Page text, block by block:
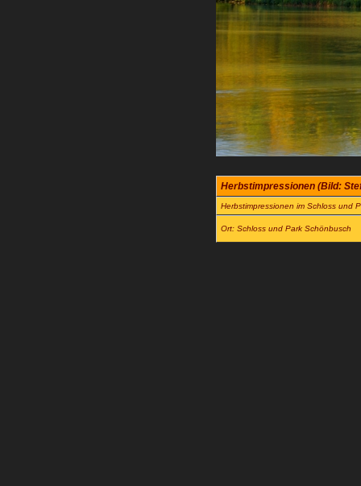
Herbstimpressionen (Bild:
Herbstimpressionen im Schloss und
Ort: Schloss und Park Schönbusch